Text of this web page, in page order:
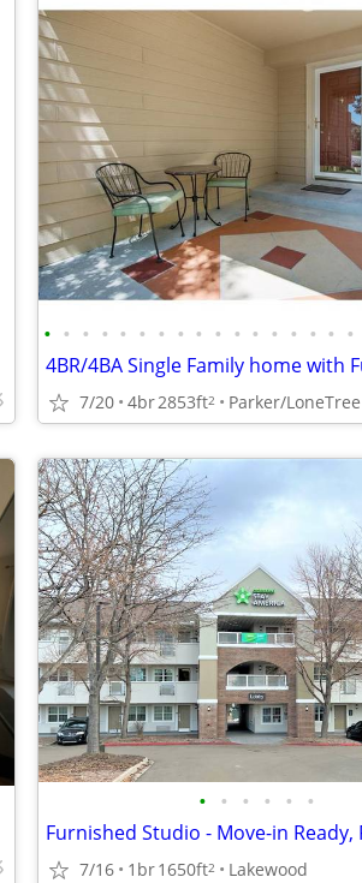
• • • • • • • • • • • • • • • • •
7/20 4br2853ft2
• • • • • •
7/16 1br1650ft2 Lakewood